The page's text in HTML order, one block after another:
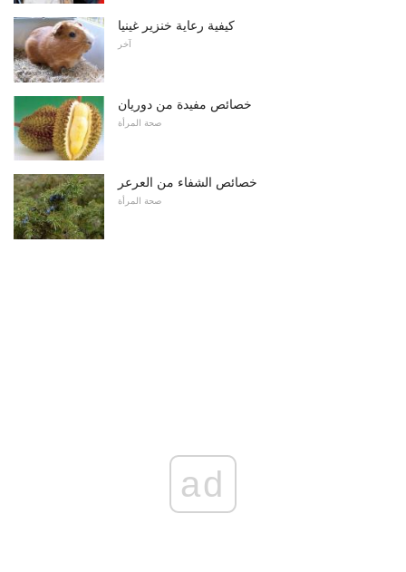
كيفية رعاية خنزير غينيا
آخر
خصائص مفيدة من دوريان
صحة المرأة
خصائص الشفاء من العرعر
صحة المرأة
ad